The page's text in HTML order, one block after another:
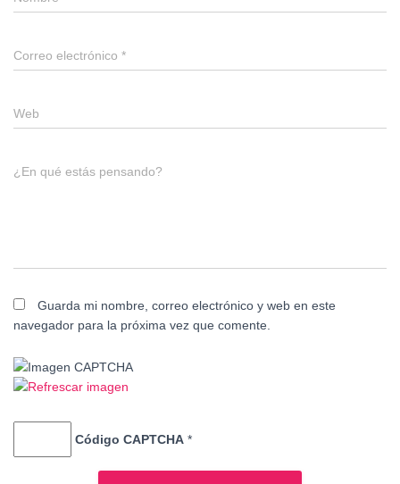
Correo electrónico *
Web
¿En qué estás pensando?
Guarda mi nombre, correo electrónico y web en este
navegador para la próxima vez que comente.
Código CAPTCHA *